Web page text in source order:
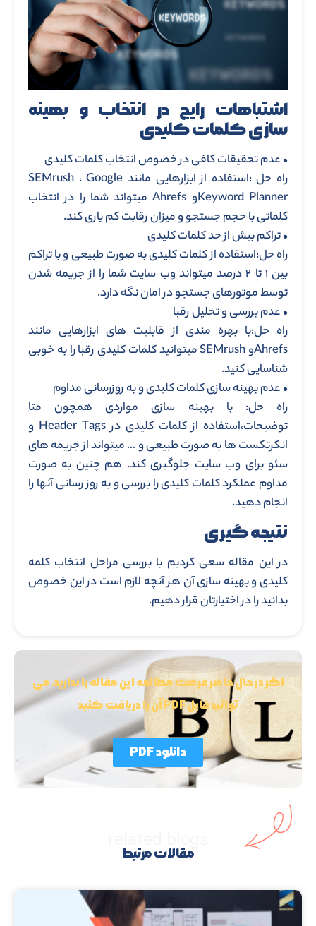
اشتباهات رایج در انتخاب و بهینه
سازی کلمات کلیدی
• عدم تحقیقات کافی در خصوص انتخاب کلمات کلیدی
راه حل :استفاده از ابزارهایی مانند SEMrush ، Google
Keyword Plannerو Ahrefs میتواند شما را در انتخاب
کلماتی با حجم جستجو و میزان رقابت کم یاری کند.
• تراکم بیش از حد کلمات کلیدی
راه حل:استفاده از کلمات کلیدی به صورت طبیعی و با تراکم
بین ۱ تا ۲ درصد میتواند وب سایت شما را از جریمه شدن
توسط موتورهای جستجو در امان نگه دارد.
• عدم بررسی و تحلیل رقبا
راه حل:با بهره مندی از قابلیت های ابزارهایی مانند
Ahrefsو SEMrush میتوانید کلمات کلیدی رقبا را به خوبی
شناسایی کنید.
• عدم بهینه سازی کلمات کلیدی و به روزرسانی مداوم
راه حل: با بهینه سازی مواردی همچون متا
توضیحات،استفاده از کلمات کلیدی در Header Tags و
انکرتکست ها به صورت طبیعی و … میتواند از جریمه های
سئو برای وب سایت جلوگیری کند. هم چنین به صورت
مداوم عملکرد کلمات کلیدی را بررسی و به روز رسانی آنها را
انجام دهید.
نتیجه گیری
در این مقاله سعی کردیم با بررسی مراحل انتخاب کلمه
کلیدی و بهینه سازی آن هر آنچه لازم است در این خصوص
بدانید را در اختیارتان قرار دهیم.
اگر در حال حاضر فرصت مطالعه این مقاله را ندارید، می
توانید فایل PDF آن را دریافت کنید
دانلود PDF
مقالات مرتبط